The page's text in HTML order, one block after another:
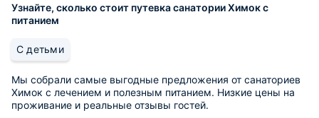
Узнайте, сколько стоит путевка санатории Химок с
питанием
С детьми
Мы собрали самые выгодные предложения от санаториев
Химок с лечением и полезным питанием. Низкие цены на
проживание и реальные отзывы гостей.